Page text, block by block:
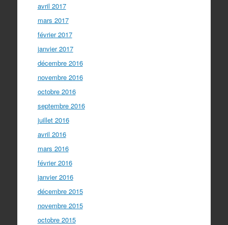
avril 2017
mars 2017
février 2017
janvier 2017
décembre 2016
novembre 2016
octobre 2016
septembre 2016
juillet 2016
avril 2016
mars 2016
février 2016
janvier 2016
décembre 2015
novembre 2015
octobre 2015